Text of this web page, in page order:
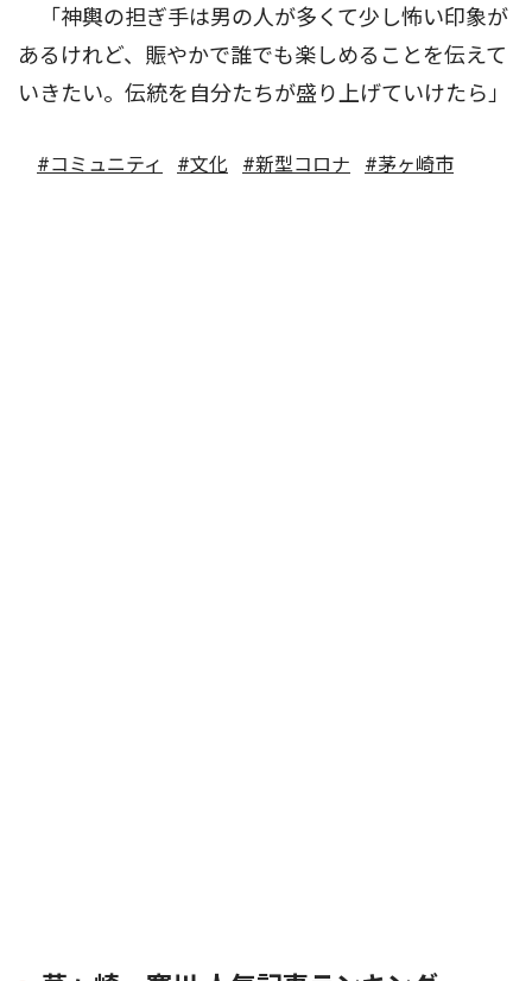
「神輿の担ぎ手は男の人が多くて少し怖い印象が
あるけれど、賑やかで誰でも楽しめることを伝えて
いきたい。伝統を自分たちが盛り上げていけたら」
#コミュニティ #文化 #新型コロナ #茅ヶ崎市